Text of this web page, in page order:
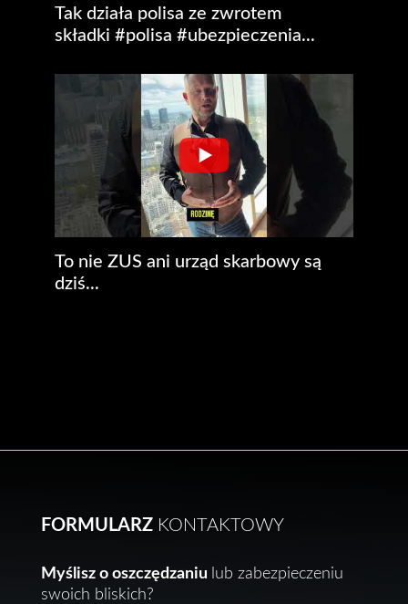
Tak działa polisa ze zwrotem
składki #polisa #ubezpieczenia...
To nie ZUS ani urząd skarbowy są
dziś...
FORMULARZ KONTAKTOWY
Myślisz o oszczędzaniu lub zabezpieczeniu
swoich bliskich?